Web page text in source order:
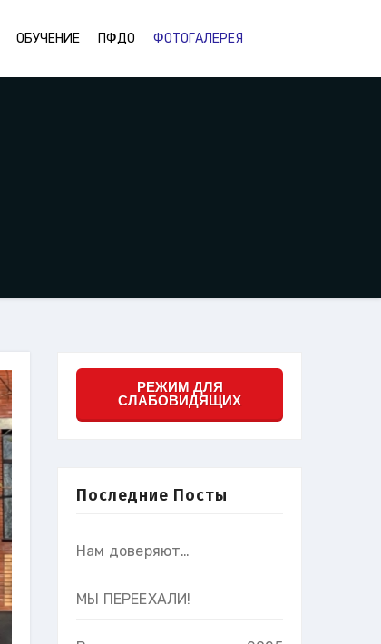
ОБУЧЕНИЕ ПФДО ФОТОГАЛЕРЕЯ
РЕЖИМ ДЛЯ
СЛАБОВИДЯЩИХ
Последние Посты
Нам доверяют…
МЫ ПЕРЕЕХАЛИ!